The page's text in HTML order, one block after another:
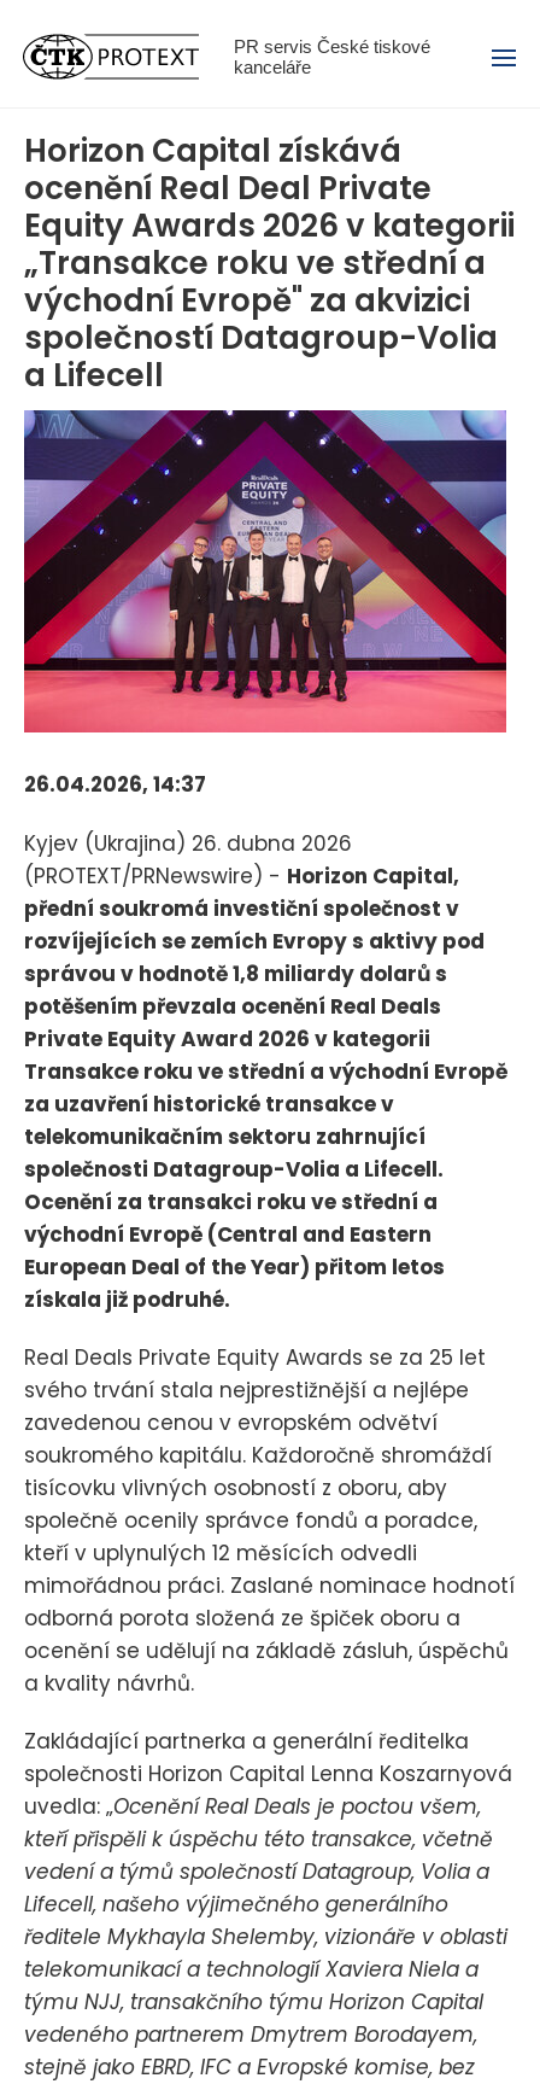
PR servis České tiskové
kanceláře
Menu
Horizon Capital získává
ocenění Real Deal Private
Equity Awards 2026 v kategorii
„Transakce roku ve střední a
východní Evropě" za akvizici
společností Datagroup-Volia
a Lifecell
26.04.2026, 14:37
Kyjev (Ukrajina) 26. dubna 2026
(PROTEXT/PRNewswire) - Horizon Capital,
přední soukromá investiční společnost v
rozvíjejících se zemích Evropy s aktivy pod
správou v hodnotě 1,8 miliardy dolarů s
potěšením převzala ocenění Real Deals
Private Equity Award 2026 v kategorii
Transakce roku ve střední a východní Evropě
za uzavření historické transakce v
telekomunikačním sektoru zahrnující
společnosti Datagroup-Volia a Lifecell.
Ocenění za transakci roku ve střední a
východní Evropě (Central and Eastern
European Deal of the Year) přitom letos
získala již podruhé.
Real Deals Private Equity Awards se za 25 let
svého trvání stala nejprestižnější a nejlépe
zavedenou cenou v evropském odvětví
soukromého kapitálu. Každoročně shromáždí
tisícovku vlivných osobností z oboru, aby
společně ocenily správce fondů a poradce,
kteří v uplynulých 12 měsících odvedli
mimořádnou práci. Zaslané nominace hodnotí
odborná porota složená ze špiček oboru a
ocenění se udělují na základě zásluh, úspěchů
a kvality návrhů.
Zakládající partnerka a generální ředitelka
společnosti Horizon Capital Lenna Koszarnyová
uvedla: „Ocenění Real Deals je poctou všem,
kteří přispěli k úspěchu této transakce, včetně
vedení a týmů společností Datagroup, Volia a
Lifecell, našeho výjimečného generálního
ředitele Mykhayla Shelemby, vizionáře v oblasti
telekomunikací a technologií Xaviera Niela a
týmu NJJ, transakčního týmu Horizon Capital
vedeného partnerem Dmytrem Borodayem,
stejně jako EBRD, IFC a Evropské komise, bez